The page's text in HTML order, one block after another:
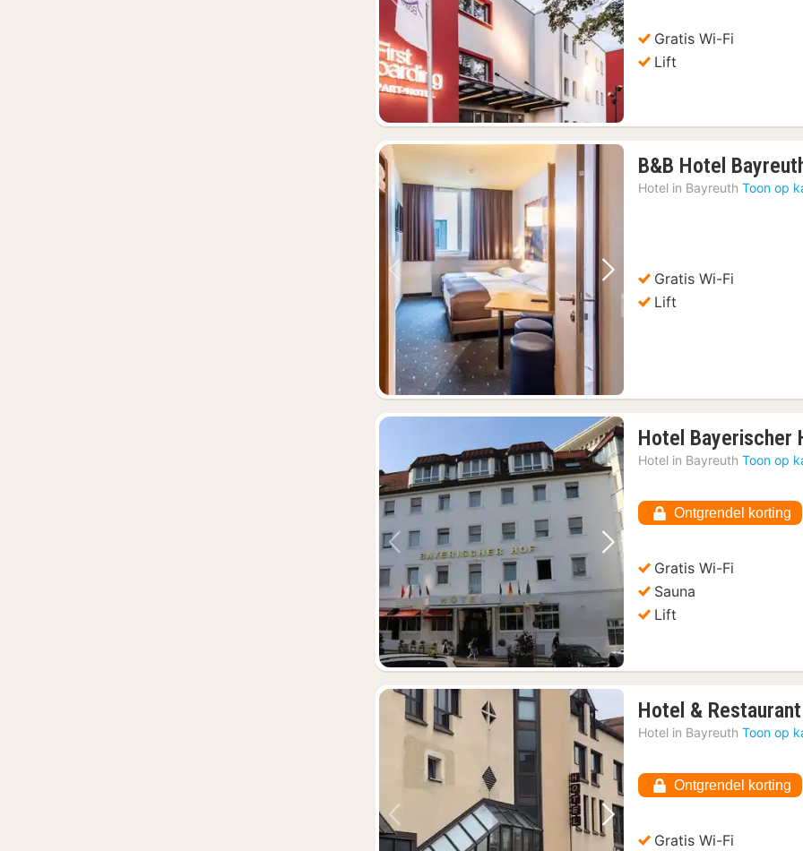
Vorige foto Volgende foto
Gratis Wi-Fi
Lift
Vorige foto Volgende foto
B&B Hotel
Hotel in Bayreuth Toon op
Gratis Wi-Fi
Lift
Vorige foto Volgende foto
Hotel Bayerischer
Hotel in Bayreuth Toon op
Ontgrendel korting
Gratis Wi-Fi
Sauna
Lift
Vorige foto Volgende foto
Hotel &
Hotel in Bayreuth Toon op
Ontgrendel korting
Gratis Wi-Fi